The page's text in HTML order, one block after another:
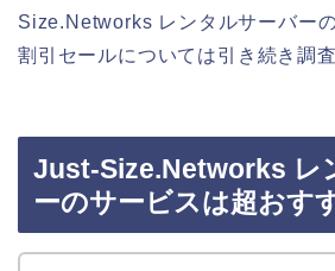
Size.Networks レンタルサーバー
割引セールについては引き続き調
Just-Size.Networks レ
ーのサービスは超おす